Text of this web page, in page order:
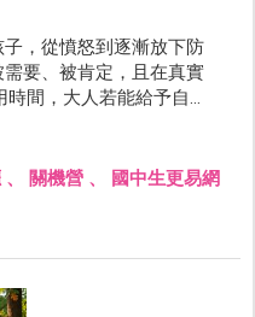
，從憤怒到逐漸放下防
要、被肯定，且在真實
間，大人若能給予自
會協助擺脫網路成癮。
、 關機營、
國中生更易網